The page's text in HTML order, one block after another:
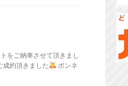
をご納車させて頂きまし
成約頂きました
ボンネ